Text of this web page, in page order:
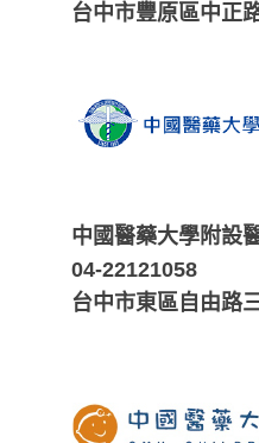
台中市豐原區中正
中國醫藥大學附設
04-22121058
台中市東區自由路